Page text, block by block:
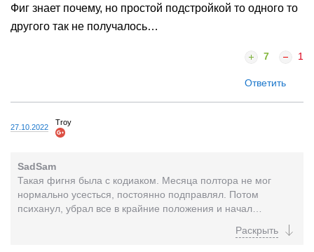
Фиг знает почему, но простой подстройкой то одного то
другого так не получалось…
7 1
Ответить
27.10.2022
Troy
SadSam
Такая фигня была с кодиаком. Месяца полтора не мог
нормально усесться, постоянно подправлял. Потом
психанул, убрал все в крайние положения и начал